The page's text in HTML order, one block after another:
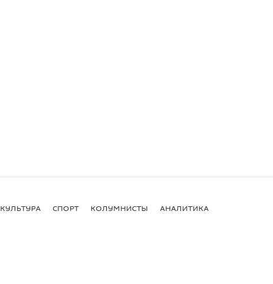
КУЛЬТУРА СПОРТ КОЛУМНИСТЫ АНАЛИТИКА